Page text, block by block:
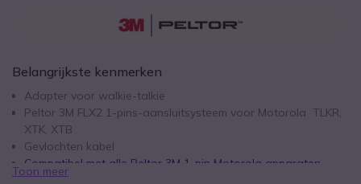
Belangrijkste kenmerken
Adapter voor walkie-talkie
Peltor 3M FLX2 1-pins-aansluitsysteem voor Motorola TLKR,
XTK, XTB
Gevlochten kabel
Compatibel met alle Peltor 3M 1-pin Motorola apparaten.
Toon meer